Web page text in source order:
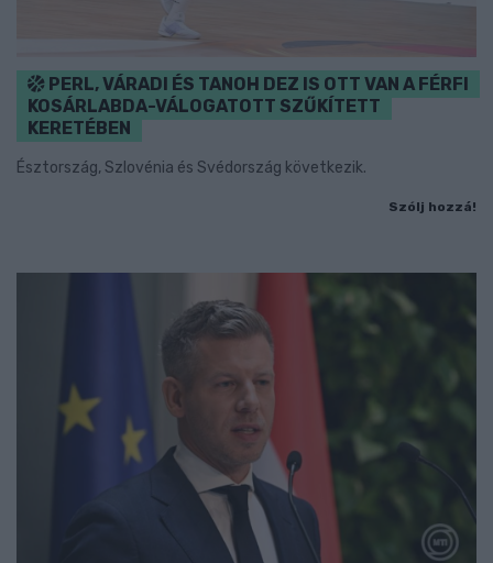
PERL, VÁRADI ÉS TANOH DEZ IS OTT VAN A FÉRFI
KOSÁRLABDA-VÁLOGATOTT SZŰKÍTETT
KERETÉBEN
Észtország, Szlovénia és Svédország következik.
Szólj hozzá!